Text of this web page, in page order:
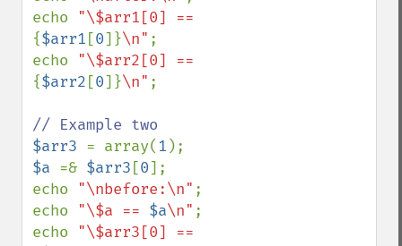
echo
{$arr1 [0]}\n" ;
echo
{$arr2 [0]}\n" ;
$arr3 = array(1
$a =& $arr3 [0];
echo "\nbefore:\n" ;
echo "\$a == $a\n" ;
echo